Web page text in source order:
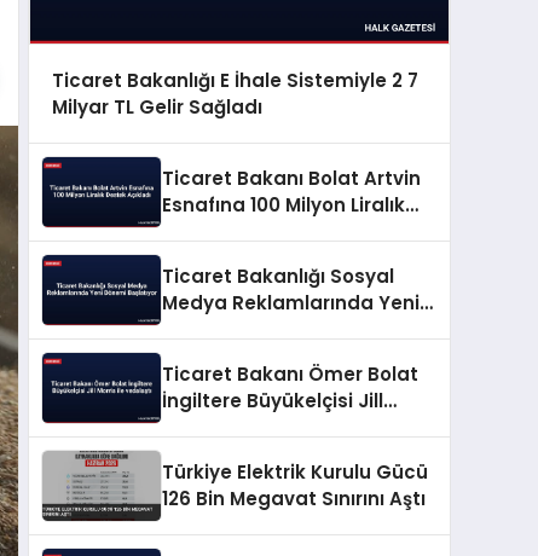
Ticaret Bakanlığı E İhale Sistemiyle 2 7
Milyar TL Gelir Sağladı
Ticaret Bakanı Bolat Artvin
Esnafına 100 Milyon Liralık
Ticaret Bakanlığı Sosyal
Medya Reklamlarında Yeni
Ticaret Bakanı Ömer Bolat
İngiltere Büyükelçisi Jill
Türkiye Elektrik Kurulu Gücü
126 Bin Megavat Sınırını Aştı